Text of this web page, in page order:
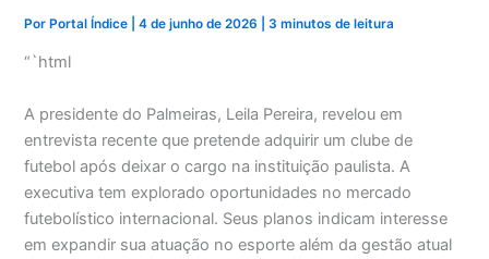
PorPortal Índice |4 de junho de 2026 |3 minutos de leitura
“`html
A presidente do Palmeiras, Leila Pereira, revelou em
entrevista recente que pretende adquirir um clube de
futebol após deixar o cargo na instituição paulista. A
executiva tem explorado oportunidades no mercado
futebolístico internacional. Seus planos indicam interesse
em expandir sua atuação no esporte além da gestão atual